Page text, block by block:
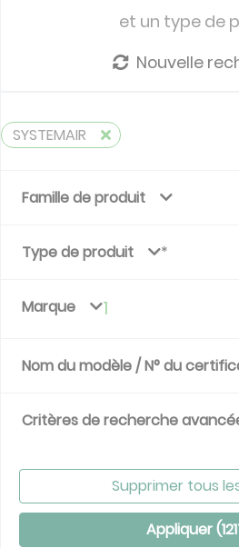
et un type de
Nouvelle
SYSTEMAIR
Famille de produit
Type de produit
Marque 1
Nom du modèle / N° du
Critères de recherche
Supprimer tous
Appliquer (